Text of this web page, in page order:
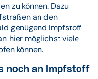
zu können. Dazu
an den
genügend Impfstoff
hier möglichst viele
können.
noch an Impfstoff